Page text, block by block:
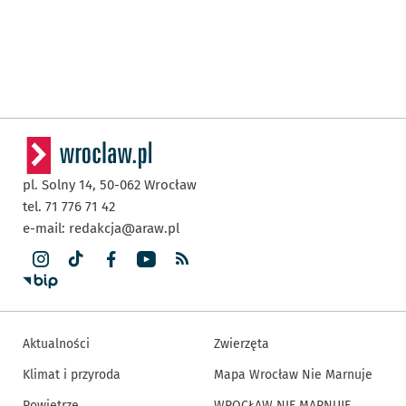
pl. Solny 14, 50-062 Wrocław
tel. 71 776 71 42
e-mail: redakcja@araw.pl
Aktualności
Klimat i przyroda
Zwierzęta
Mapa Wrocław Nie Marnuje